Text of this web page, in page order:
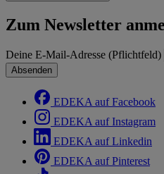
Zum Newsletter
Deine E-Mail-Adresse (Pflichtfeld)
Absenden
EDEKA auf Facebook
EDEKA auf Instagram
EDEKA auf Linkedin
EDEKA auf Pinterest